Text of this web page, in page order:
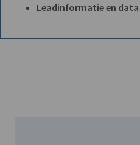
Leadinformatie en